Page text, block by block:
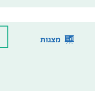
מצגות